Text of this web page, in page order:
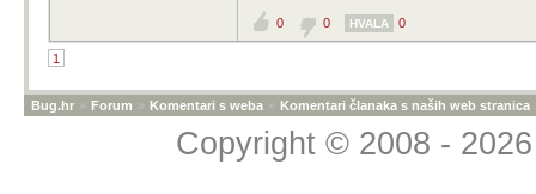
0 0 HVALA 0
1
Bug.hr » Forum » Komentari s weba » Komentari članaka s naših web stranica
Copyright © 2008 -